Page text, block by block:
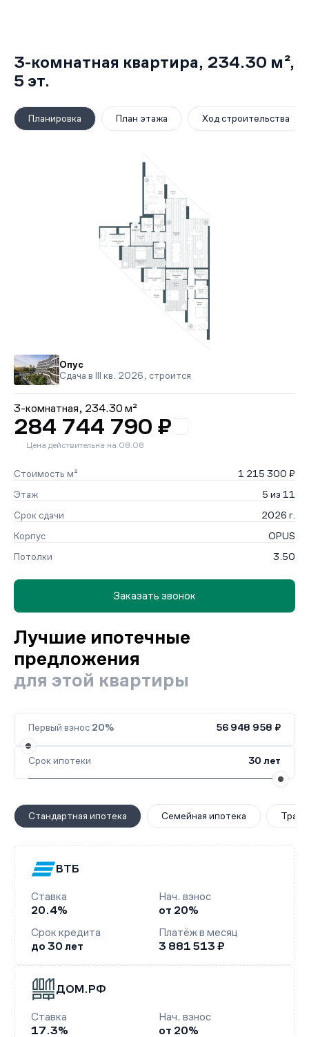
3-комнатная квартира, 234.30 м²,
5 эт.
Планировка План этажа Ход строительства
Опус
Сдача в III кв. 2026, строится
3-комнатная, 234.30 м²
284 744 790 ₽
Цена действительна на 08.08
Стоимость м²
1 215 300 ₽
Этаж
5 из 11
Срок сдачи
2026 г.
Корпус
OPUS
Потолки
3.50
Заказать звонок
Лучшие ипотечные
предложения
для этой квартиры
Первый взнос 20% 56 948 958 ₽
Срок ипотеки 30 лет
Стандартная ипотека Семейная ипотека
ВТБ
Ставка
20.4%
Нач. взнос
от 20%
Срок кредита
до 30 лет
Платёж в месяц
3 881 513 ₽
ДОМ.РФ
Ставка
17.3%
Нач. взнос
от 20%